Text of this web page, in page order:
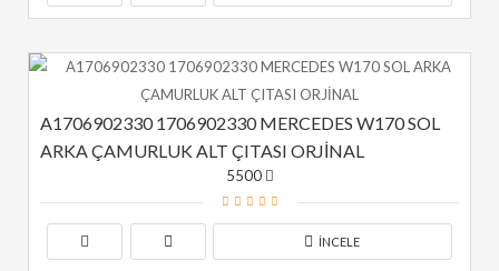
A1706902330 1706902330 MERCEDES W170 SOL
ARKA ÇAMURLUK ALT ÇITASI ORJİNAL
5500
İNCELE